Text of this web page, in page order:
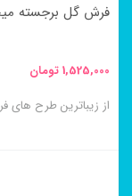
صفحه
انتخاب
شوند
فرش گل برجسته میخک
1,525,000تومان
از زیباترین طرح